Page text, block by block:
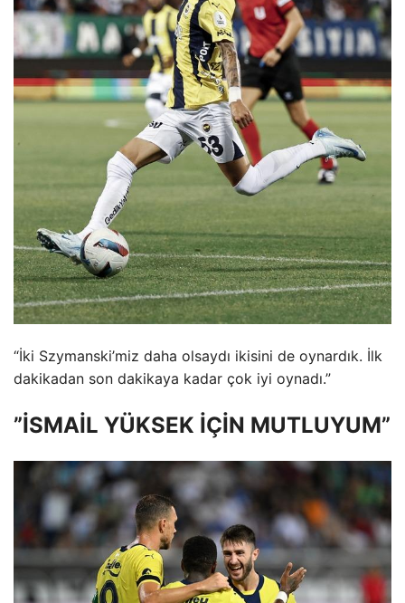
“İki Szymanski’miz daha olsaydı ikisini de oynardık. İlk
dakikadan son dakikaya kadar çok iyi oynadı.”
”İSMAİL YÜKSEK İÇİN MUTLUYUM”